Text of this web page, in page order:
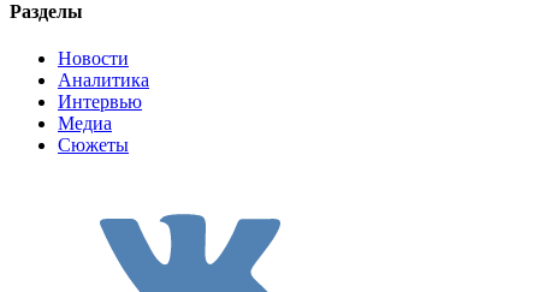
Разделы
Новости
Аналитика
Интервью
Медиа
Сюжеты